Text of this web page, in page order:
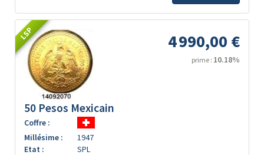
LSP 4 990,00 €
prime : 10.18%
50 Pesos Mexicain
Coffre :
Millésime :
1947
Etat :
SPL